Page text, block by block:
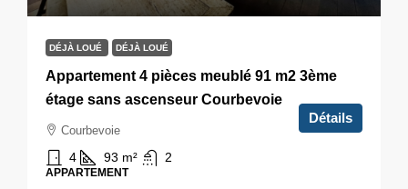
DÉJÀ LOUÉ DÉJÀ LOUÉ
Appartement 4 pièces meublé 91 m2 3ème
étage sans ascenseur Courbevoie
Courbevoie
4 93 m² 2
APPARTEMENT
Détails